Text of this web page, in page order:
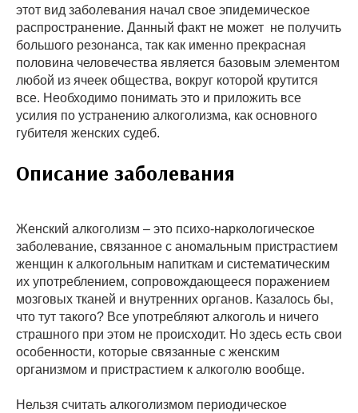
этот вид заболевания начал свое эпидемическое
распространение. Данный факт не может не получить
большого резонанса, так как именно прекрасная
половина человечества является базовым элементом
любой из ячеек общества, вокруг которой крутится
все. Необходимо понимать это и приложить все
усилия по устранению алкоголизма, как основного
губителя женских судеб.
Описание заболевания
Женский алкоголизм – это психо-наркологическое
заболевание, связанное с аномальным пристрастием
женщин к алкогольным напиткам и систематическим
их употреблением, сопровождающееся поражением
мозговых тканей и внутренних органов. Казалось бы,
что тут такого? Все употребляют алкоголь и ничего
страшного при этом не происходит. Но здесь есть свои
особенности, которые связанные с женским
организмом и пристрастием к алкоголю вообще.
Нельзя считать алкоголизмом периодическое